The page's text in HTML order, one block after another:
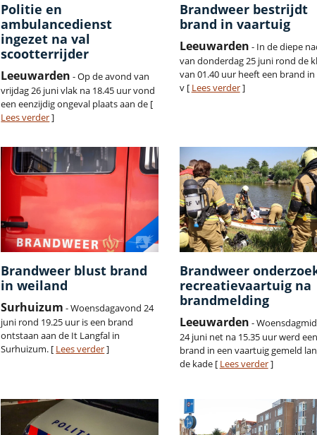
Politie en
ambulancedienst
ingezet na val
scootterrijder
Leeuwarden - Op de avond van
vrijdag 26 juni vlak na 18.45 uur vond
een eenzijdig ongeval plaats aan de [
Lees verder]
Brandweer bestrijdt
brand in vaartuig
Leeuwarden - In de diepe
van donderdag 25 juni rond de
van 01.40 uur heeft een brand in
v [ Lees verder]
Brandweer blust brand
in weiland
Surhuizum - Woensdagavond 24
juni rond 19.25 uur is een brand
ontstaan aan de It Langfal in
Surhuizum. [ Lees verder]
Brandweer
recreatievaartuig na
brandmelding
Leeuwarden -
24 juni net na 15.35 uur werd een
brand in een vaartuig gemeld
de kade [ Lees verder]